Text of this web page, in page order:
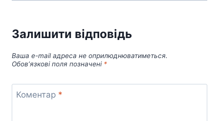
Залишити відповідь
Ваша e-mail адреса не оприлюднюватиметься.
Обов’язкові поля позначені *
Коментар *